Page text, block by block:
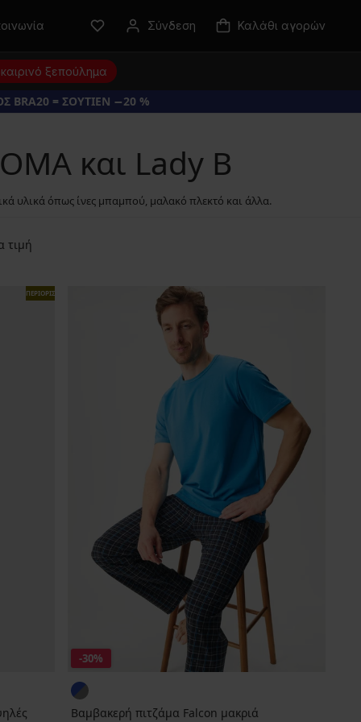
Σύνδεση Καλάθι αγορών
ξεπούλημα
BRA20 = ΣΟΥΤΙΕΝ −20 %
και Lady B
υλικά όπως ίνες μπαμπού, μαλακό πλεκτό και άλλα.
τιμή
ΠΕΡΙΟΡΙΣΜΕΝΑ
-30%
Βαμβακερή πιτζάμα Falcon μακριά